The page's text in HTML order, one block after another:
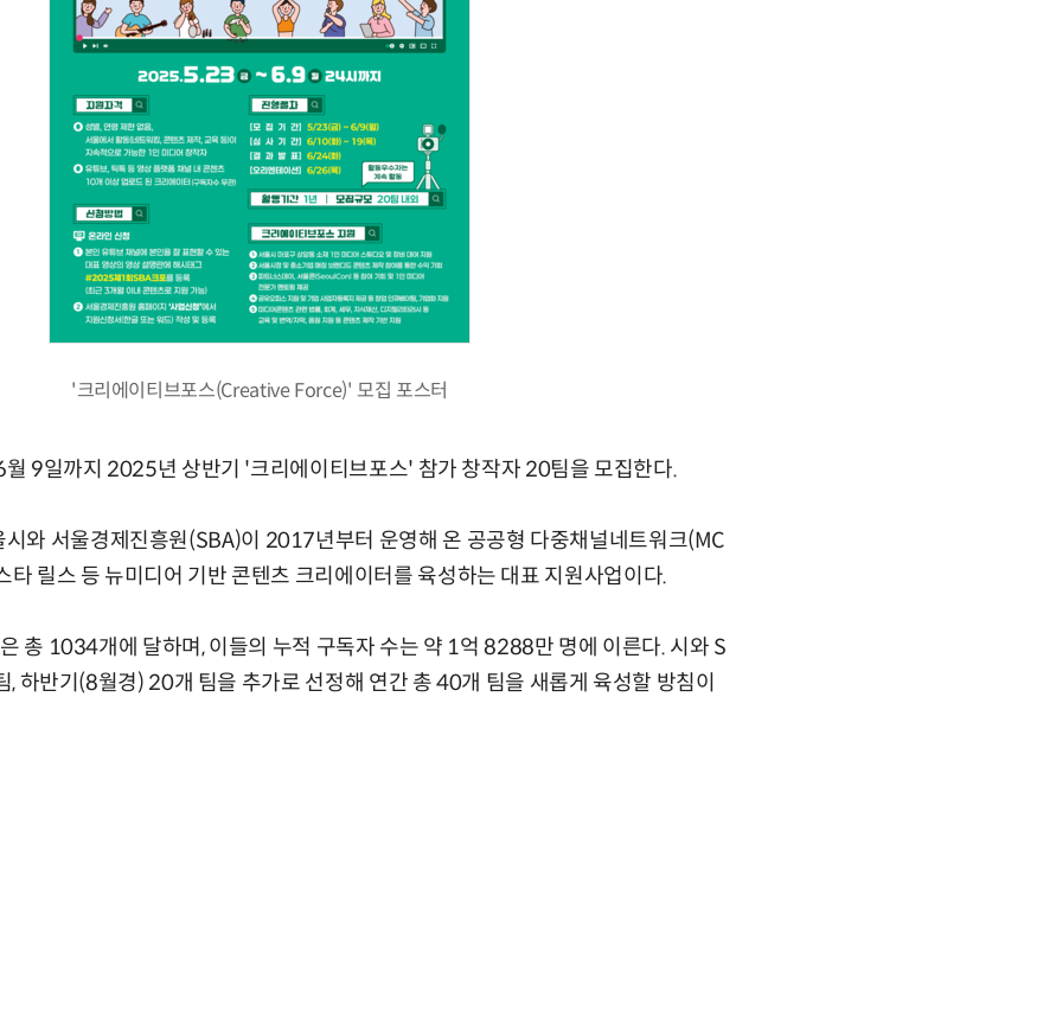
'크리에이티브포스(Creative Force)' 모집 포스터
9일까지 2025년 상반기 '크리에이티브포스' 참가 창작자 20팀을 모집한다.
와 서울경제진흥원(SBA)이 2017년부터 운영해 온 공공형 다중채널네트워크(MC
타 릴스 등 뉴미디어 기반 콘텐츠 크리에이터를 육성하는 대표 지원사업이다.
총 1034개에 달하며, 이들의 누적 구독자 수는 약 1억 8288만 명에 이른다. 시와 S
, 하반기(8월경) 20개 팀을 추가로 선정해 연간 총 40개 팀을 새롭게 육성할 방침이